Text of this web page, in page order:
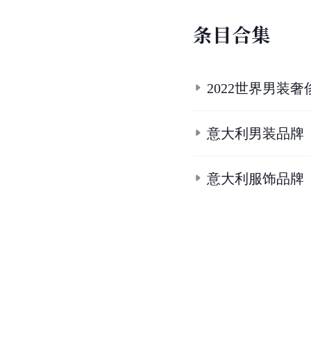
条目合集
2022世界男装奢
意大利男装品牌
意大利服饰品牌